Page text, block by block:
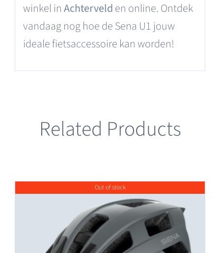
winkel inAchtervelden online. Ontdek
vandaag nog hoe de Sena U1 jouw
ideale fietsaccessoire kan worden!
Related Products
Out of stock